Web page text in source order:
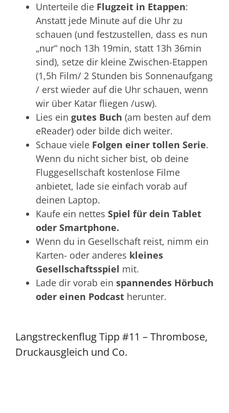
Unterteile die Flugzeit in Etappen:
Anstatt jede Minute auf die Uhr zu
schauen (und festzustellen, dass es nun
„nur“ noch 13h 19min, statt 13h 36min
sind), setze dir kleine Zwischen-Etappen
(1,5h Film/ 2 Stunden bis Sonnenaufgang
/ erst wieder auf die Uhr schauen, wenn
wir über Katar fliegen /usw).
Lies ein gutes Buch (am besten auf dem
eReader) oder bilde dich weiter.
Schaue viele Folgen einer tollen Serie.
Wenn du nicht sicher bist, ob deine
Fluggesellschaft kostenlose Filme
anbietet, lade sie einfach vorab auf
deinen Laptop.
Kaufe ein nettes Spiel für dein Tablet
oder Smartphone.
Wenn du in Gesellschaft reist, nimm ein
Karten- oder anderes kleines
Gesellschaftsspiel mit.
Lade dir vorab ein spannendes Hörbuch
oder einen Podcast herunter.
Langstreckenflug Tipp #11 – Thrombose,
Druckausgleich und Co.